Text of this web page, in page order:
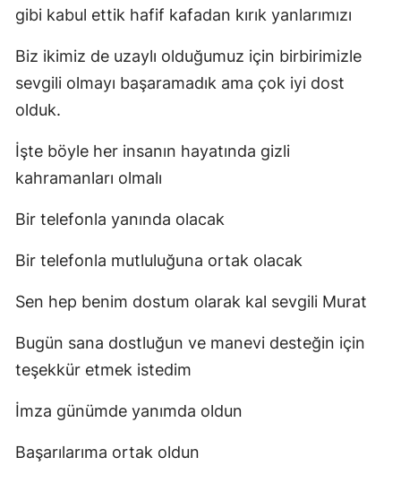
gibi kabul ettik hafif kafadan kırık yanlarımızı
Biz ikimiz de uzaylı olduğumuz için birbirimizle
sevgili olmayı başaramadık ama çok iyi dost
olduk.
İşte böyle her insanın hayatında gizli
kahramanları olmalı
Bir telefonla yanında olacak
Bir telefonla mutluluğuna ortak olacak
Sen hep benim dostum olarak kal sevgili Murat
Bugün sana dostluğun ve manevi desteğin için
teşekkür etmek istedim
İmza günümde yanımda oldun
Başarılarıma ortak oldun